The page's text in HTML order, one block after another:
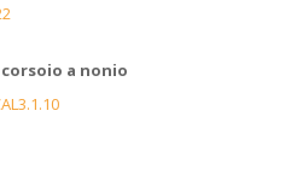
a nonio